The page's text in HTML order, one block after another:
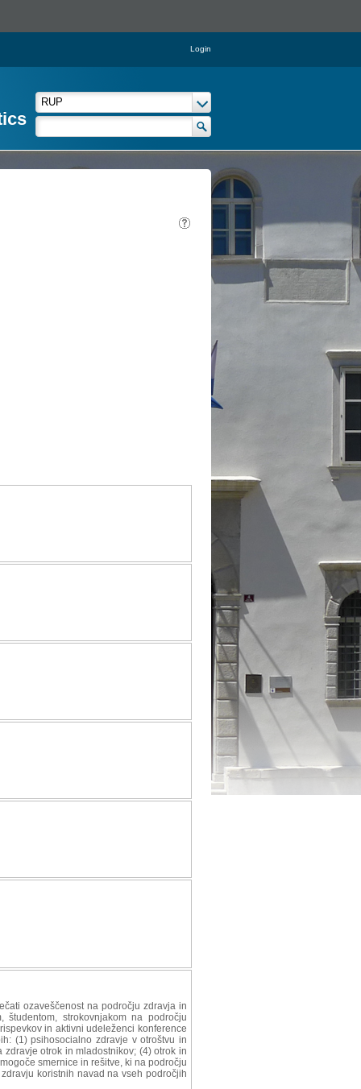
Login
ozaveščenost na področju zdravja in
strokovnjakom na področju
in aktivni udeleženci konference
(1) psihosocialno zdravje v otroštvu in
otrok in mladostnikov; (4) otrok in
smernice in rešitve, ki na področju
koristnih navad na vseh področjih